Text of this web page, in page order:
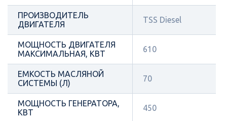
ПРОИЗВОДИТЕЛЬ
ДВИГАТЕЛЯ
TSS Diesel
МОЩНОСТЬ ДВИГАТЕЛЯ
МАКСИМАЛЬНАЯ, КВТ
610
ЕМКОСТЬ МАСЛЯНОЙ
СИСТЕМЫ (Л)
70
МОЩНОСТЬ ГЕНЕРАТОРА,
КВТ
450